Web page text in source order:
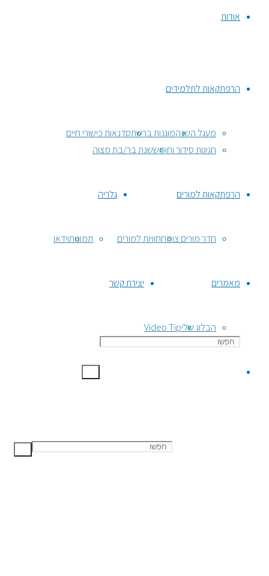
אודות
הרפתקאות לתלמידים
מעגל השנהמוגנות ברשתסדנאות כישורי חיים
חגיגות סידור וחומששנת בר/בת מצוה
הרפתקאות למורים
חדר מורים צומחחוויות למורים
גלריה
תמונותוידאו
מאמרים
הבלוג שליVideo Tip
יצירת קשר